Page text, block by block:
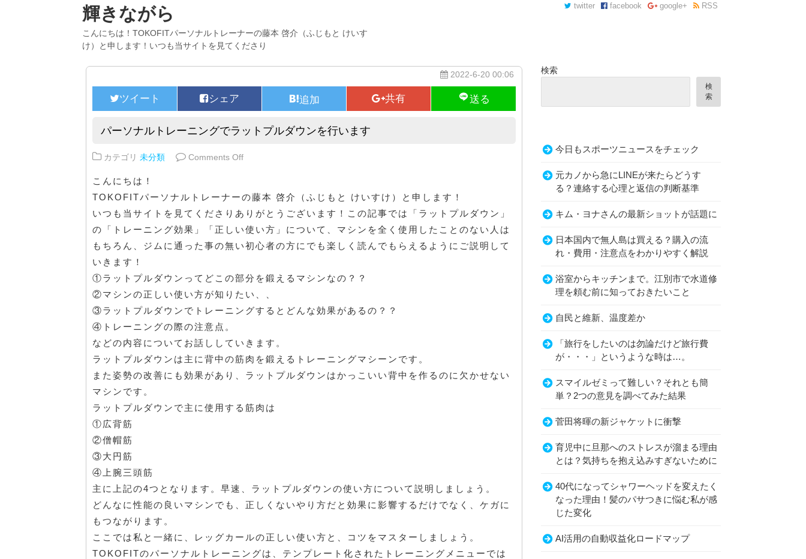
輝きながら
こんにちは！TOKOFITパーソナルトレーナーの藤本 啓介（ふじもと けいす
け）と申します！いつも当サイトを見てくださり
twitter facebook google+ RSS
2022-6-20 00:06
パーソナルトレーニングでラットプルダウンを行います
カテゴリ 未分類 Comments Offon パーソナルトレーニングでラットプルダウンを行います
こんにちは！
TOKOFITパーソナルトレーナーの藤本 啓介（ふじもと けいすけ）と申します！
いつも当サイトを見てくださりありがとうございます！この記事では「ラットプルダウン」
の「トレーニング効果」「正しい使い方」について、マシンを全く使用したことのない人は
もちろん、ジムに通った事の無い初心者の方にでも楽しく読んでもらえるようにご説明して
いきます！
①ラットプルダウンってどこの部分を鍛えるマシンなの？？
②マシンの正しい使い方が知りたい、、
③ラットプルダウンでトレーニングするとどんな効果があるの？？
④トレーニングの際の注意点。
などの内容についてお話ししていきます。
ラットプルダウンは主に背中の筋肉を鍛えるトレーニングマシーンです。
また姿勢の改善にも効果があり、ラットプルダウンはかっこいい背中を作るのに欠かせない
マシンです。
ラットプルダウンで主に使用する筋肉は
①広背筋
②僧帽筋
③大円筋
④上腕三頭筋
主に上記の4つとなります。早速、ラットプルダウンの使い方について説明しましょう。
どんなに性能の良いマシンでも、正しくないやり方だと効果に影響するだけでなく、ケガに
もつながります。
ここでは私と一緒に、レッグカールの正しい使い方と、コツをマスターしましょう。
TOKOFITのパーソナルトレーニングは、テンプレート化されたトレーニングメニューでは
検索
検
索
今日もスポーツニュースをチェック
元カノから急にLINEが来たらどうす
る？連絡する心理と返信の判断基準
キム・ヨナさんの最新ショットが話題に
日本国内で無人島は買える？購入の流
れ・費用・注意点をわかりやすく解説
浴室からキッチンまで。江別市で水道修
理を頼む前に知っておきたいこと
自民と維新、温度差か
「旅行をしたいのは勿論だけど旅行費
が・・・」というような時は…。
スマイルゼミって難しい？それとも簡
単？2つの意見を調べてみた結果
菅田将暉の新ジャケットに衝撃
育児中に旦那へのストレスが溜まる理由
とは？気持ちを抱え込みすぎないために
40代になってシャワーヘッドを変えたく
なった理由！髪のパサつきに悩む私が感
じた変化
AI活用の自動収益化ロードマップ